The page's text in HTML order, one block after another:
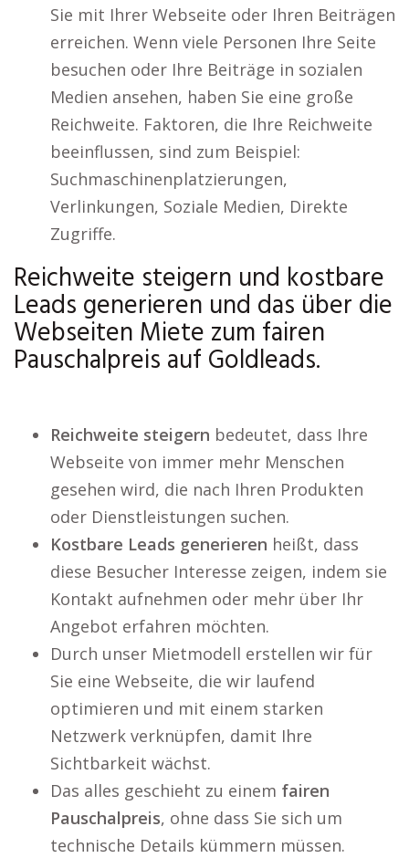
Sie mit Ihrer Webseite oder Ihren Beiträgen
erreichen. Wenn viele Personen Ihre Seite
besuchen oder Ihre Beiträge in sozialen
Medien ansehen, haben Sie eine große
Reichweite. Faktoren, die Ihre Reichweite
beeinflussen, sind zum Beispiel:
Suchmaschinenplatzierungen,
Verlinkungen, Soziale Medien, Direkte
Zugriffe.
Reichweite steigern und kostbare
Leads generieren und das über die
Webseiten Miete zum fairen
Pauschalpreis auf Goldleads.
Reichweite steigern bedeutet, dass Ihre
Webseite von immer mehr Menschen
gesehen wird, die nach Ihren Produkten
oder Dienstleistungen suchen.
Kostbare Leads generieren heißt, dass
diese Besucher Interesse zeigen, indem sie
Kontakt aufnehmen oder mehr über Ihr
Angebot erfahren möchten.
Durch unser Mietmodell erstellen wir für
Sie eine Webseite, die wir laufend
optimieren und mit einem starken
Netzwerk verknüpfen, damit Ihre
Sichtbarkeit wächst.
Das alles geschieht zu einem fairen
Pauschalpreis, ohne dass Sie sich um
technische Details kümmern müssen.